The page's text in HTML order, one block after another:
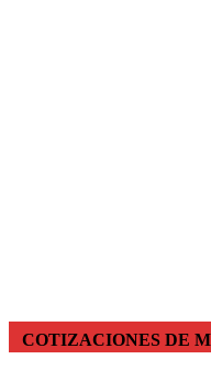
COTIZACIONES DE